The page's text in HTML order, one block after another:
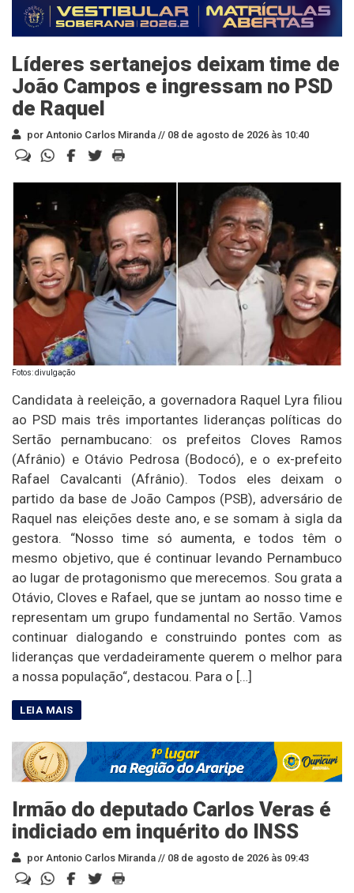
Líderes sertanejos deixam time de
João Campos e ingressam no PSD
de Raquel
por Antonio Carlos Miranda // 08 de agosto de 2026 às 10:40
Fotos: divulgação
Candidata à reeleição, a governadora Raquel Lyra filiou
ao PSD mais três importantes lideranças políticas do
Sertão pernambucano: os prefeitos Cloves Ramos
(Afrânio) e Otávio Pedrosa (Bodocó), e o ex-prefeito
Rafael Cavalcanti (Afrânio). Todos eles deixam o
partido da base de João Campos (PSB), adversário de
Raquel nas eleições deste ano, e se somam à sigla da
gestora. “Nosso time só aumenta, e todos têm o
mesmo objetivo, que é continuar levando Pernambuco
ao lugar de protagonismo que merecemos. Sou grata a
Otávio, Cloves e Rafael, que se juntam ao nosso time e
representam um grupo fundamental no Sertão. Vamos
continuar dialogando e construindo pontes com as
lideranças que verdadeiramente querem o melhor para
a nossa população“, destacou. Para o […]
Irmão do deputado Carlos Veras é
indiciado em inquérito do INSS
por Antonio Carlos Miranda // 08 de agosto de 2026 às 09:43